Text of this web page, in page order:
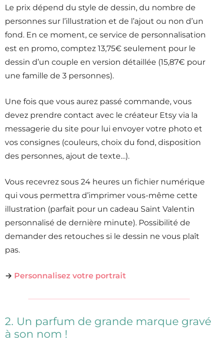
Le prix dépend du style de dessin, du nombre de
personnes sur l’illustration et de l’ajout ou non d’un
fond. En ce moment, ce service de personnalisation
est en promo, comptez 13,75€ seulement pour le
dessin d’un couple en version détaillée (15,87€ pour
une famille de 3 personnes).
Une fois que vous aurez passé commande, vous
devez prendre contact avec le créateur Etsy via la
messagerie du site pour lui envoyer votre photo et
vos consignes (couleurs, choix du fond, disposition
des personnes, ajout de texte…).
Vous recevrez sous 24 heures un fichier numérique
qui vous permettra d’imprimer vous-même cette
illustration (parfait pour un cadeau Saint Valentin
personnalisé de dernière minute). Possibilité de
demander des retouches si le dessin ne vous plaît
pas.
→ Personnalisez votre portrait
2. Un parfum de grande marque gravé
à son nom !